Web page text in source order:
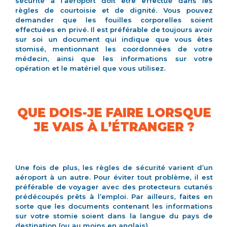
règles de courtoisie et de dignité. Vous pouvez
demander que les fouilles corporelles soient
effectuées en privé. Il est préférable de toujours avoir
sur soi un document qui indique que vous êtes
stomisé, mentionnant les coordonnées de votre
médecin, ainsi que les informations sur votre
opération et le matériel que vous utilisez.
QUE DOIS-JE FAIRE LORSQUE
JE VAIS À L’ÉTRANGER ?
Une fois de plus, les règles de sécurité varient d’un
aéroport à un autre. Pour éviter tout problème, il est
préférable de voyager avec des protecteurs cutanés
prédécoupés prêts à l’emploi. Par ailleurs, faites en
sorte que les documents contenant les informations
sur votre stomie soient dans la langue du pays de
destination (ou au moins en anglais).